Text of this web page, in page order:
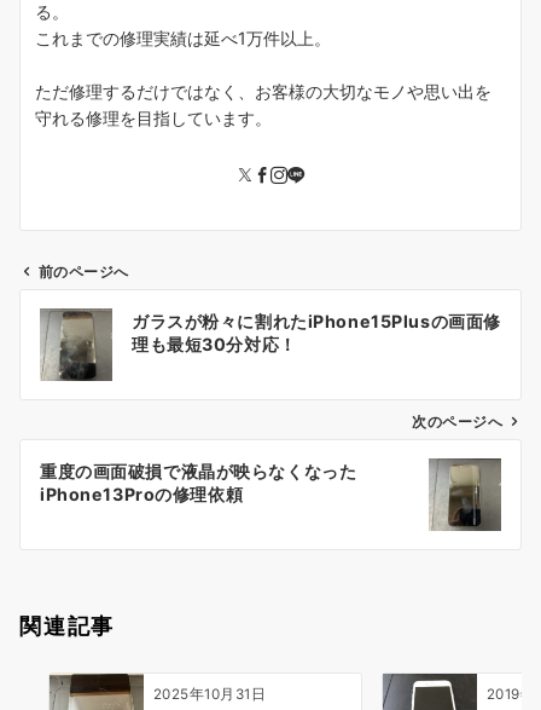
る。
これまでの修理実績は延べ1万件以上。
ただ修理するだけではなく、お客様の大切なモノや思い出を
守れる修理を目指しています。
ビ
ン
前のページへ
ガラスが粉々に割れたiPhone15Plusの画面修
理も最短30分対応！
次のページへ
重度の画面破損で液晶が映らなくなった
iPhone13Proの修理依頼
関連記事
2025年10月31日 2019年